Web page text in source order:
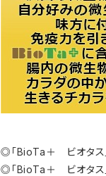
◎「BioTa＋ ビオタス
◎「BioTa＋ ビオタ